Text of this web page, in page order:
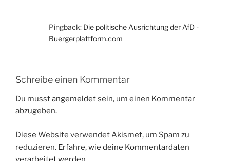
Pingback: Die politische Ausrichtung der AfD -
Buergerplattform.com
Schreibe einen Kommentar
Du musstangemeldetsein, um einen Kommentar
abzugeben.
Diese Website verwendet Akismet, um Spam zu
reduzieren. Erfahre, wie deine Kommentardaten